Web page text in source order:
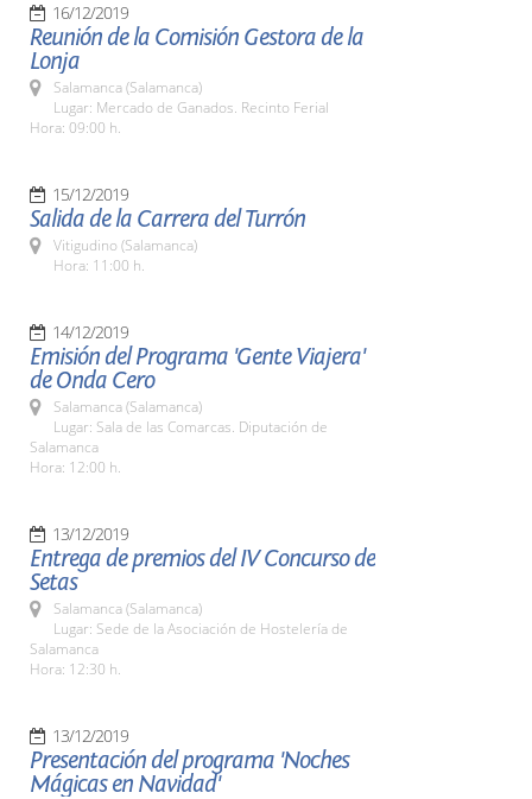
16/12/2019
Reunión de la Comisión Gestora de la
Lonja
Salamanca (Salamanca)
Lugar: Mercado de Ganados. Recinto Ferial
Hora: 09:00 h.
15/12/2019
Salida de la Carrera del Turrón
Vitigudino (Salamanca)
Hora: 11:00 h.
14/12/2019
Emisión del Programa 'Gente Viajera'
de Onda Cero
Salamanca (Salamanca)
Lugar: Sala de las Comarcas. Diputación de
Salamanca
Hora: 12:00 h.
13/12/2019
Entrega de premios del IV Concurso de
Setas
Salamanca (Salamanca)
Lugar: Sede de la Asociación de Hostelería de
Salamanca
Hora: 12:30 h.
13/12/2019
Presentación del programa 'Noches
Mágicas en Navidad'